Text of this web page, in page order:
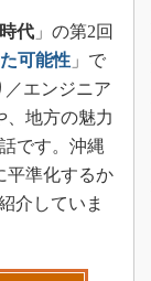
代 」の第2回
可能性 」で
エンジニア
、地方の魅力
です。沖縄
平準化するか
介していま